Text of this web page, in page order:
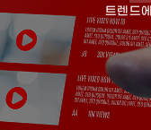
트렌드